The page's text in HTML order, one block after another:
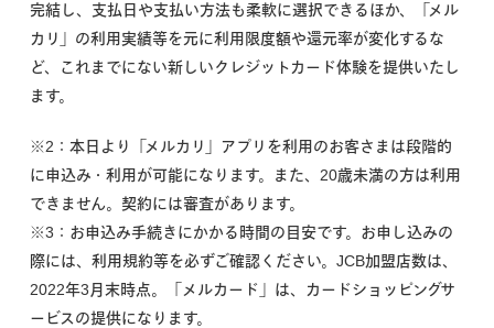
完結し、支払日や支払い方法も柔軟に選択できるほか、「メル
カリ」の利用実績等を元に利用限度額や還元率が変化するな
ど、これまでにない新しいクレジットカード体験を提供いたし
ます。
※2：本日より「メルカリ」アプリを利用のお客さまは段階的
に申込み・利用が可能になります。また、20歳未満の方は利用
できません。契約には審査があります。
※3：お申込み手続きにかかる時間の目安です。お申し込みの
際には、利用規約等を必ずご確認ください。JCB加盟店数は、
2022年3月末時点。「メルカード」は、カードショッピングサ
ービスの提供になります。